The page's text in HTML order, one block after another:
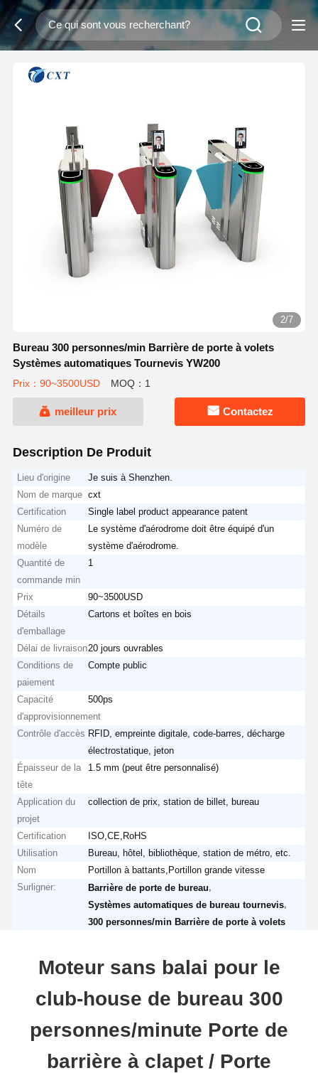
3/7
Bureau 300 personnes/min Barrière de porte à volets
Systèmes automatiques Tournevis YW200
Prix：90~3500USD MOQ：1
meilleur prix Contactez
Description De Produit
Lieu d'origine
Je suis à Shenzhen.
Nom de marque cxt
Certification
Single label product appearance patent
Numéro de
modèle
Le système d'aérodrome doit être équipé d'un
système d'aérodrome.
Quantité de
commande min
1
Prix
90~3500USD
Détails
d'emballage
Cartons et boîtes en bois
Délai de livraison20 jours ouvrables
Conditions de
paiement
Compte public
Capacité
d'approvisionnement
500ps
Contrôle d'accès RFID, empreinte digitale, code-barres, décharge
électrostatique, jeton
Épaisseur de la
tête
1.5 mm (peut être personnalisé)
Application du
projet
collection de prix, station de billet, bureau
Certification
ISO,CE,RoHS
Utilisation
Bureau, hôtel, bibliothèque, station de métro, etc.
Nom
Portillon à battants,Portillon grande vitesse
Surligner:
Barrière de porte de bureau
Systèmes automatiques de bureau tournevis
300 personnes/min Barrière de porte à volets
Moteur sans balai pour le
club-house de bureau 300
personnes/minute Porte de
barrière à clapet / Porte